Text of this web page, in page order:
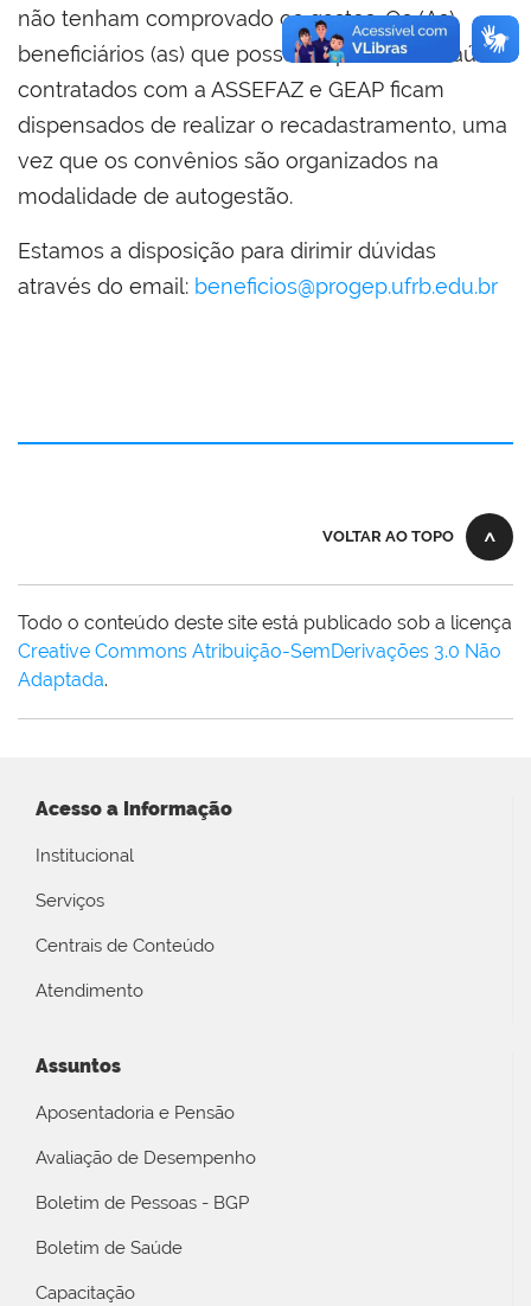
não tenham comprovado os gastos. Os (As)
beneficiários (as) que possuem planos de saúde
contratados com a ASSEFAZ e GEAP ficam
dispensados de realizar o recadastramento, uma
vez que os convênios são organizados na
modalidade de autogestão.
Estamos a disposição para dirimir dúvidas
através do email: beneficios@progep.ufrb.edu.br
VOLTAR AO TOPO
Todo o conteúdo deste site está publicado sob a licença
Creative Commons Atribuição-SemDerivações 3.0 Não
Adaptada.
Acesso a Informação
Institucional
Serviços
Centrais de Conteúdo
Atendimento
Assuntos
Aposentadoria e Pensão
Avaliação de Desempenho
Boletim de Pessoas - BGP
Boletim de Saúde
Capacitação